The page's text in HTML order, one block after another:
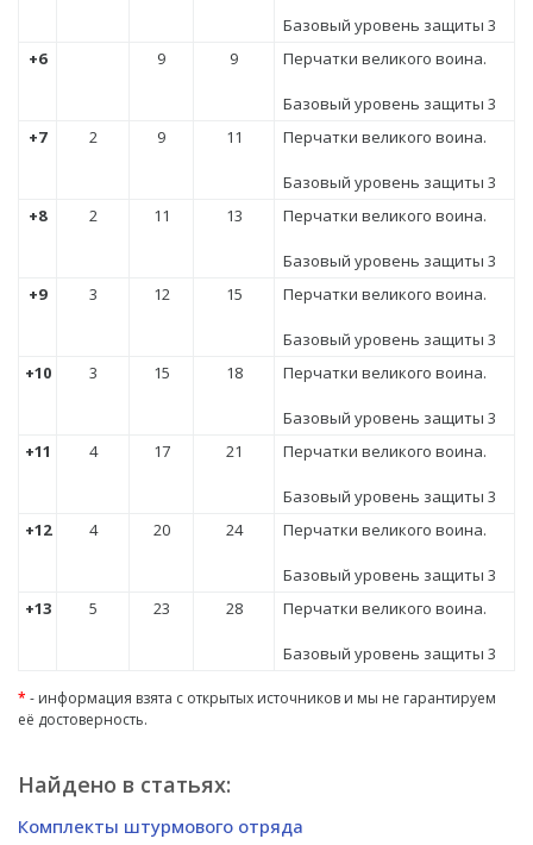
Базовый уровень защиты 3
+6
9 9 Перчатки великого воина.
Базовый уровень защиты 3
+7
2 9 11 Перчатки великого воина.
Базовый уровень защиты 3
+8
2 11 13 Перчатки великого воина.
Базовый уровень защиты 3
+9
3 12 15 Перчатки великого воина.
Базовый уровень защиты 3
+10
3 15 18 Перчатки великого воина.
Базовый уровень защиты 3
+11
4 17 21 Перчатки великого воина.
Базовый уровень защиты 3
+12
4 20 24 Перчатки великого воина.
Базовый уровень защиты 3
+13
5 23 28 Перчатки великого воина.
Базовый уровень защиты 3
* - информация взята с открытых источников и мы не гарантируем
её достоверность.
Найдено в статьях:
Комплекты штурмового отряда